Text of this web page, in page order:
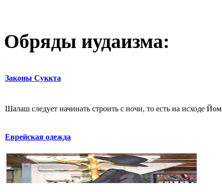
Обряды иудаизма:
Законы Суккта
Шалаш следует начинать строить с ночи, то есть на исходе
Еврейская одежда